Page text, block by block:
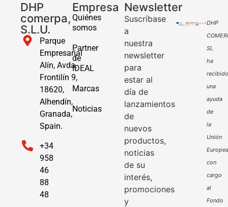
DHP
comerpa,
S.L.U.
Parque
Empresarial
Alín, Avda.
Frontilín 9,
18620,
Alhendín,
Granada,
Spain.
+34
958
46
88
48
Empresa
Quiénes
somos
Partner
de
IDEAL
Marcas
Noticias
Newsletter
Suscríbase
a
nuestra
newsletter
para
estar al
día de
lanzamientos
de
nuevos
productos,
noticias
de su
interés,
promociones
y
DHP
SL
ha
recibido
una
ayuda
de
la
Unión
Europea
con
cargo
al
Fondo